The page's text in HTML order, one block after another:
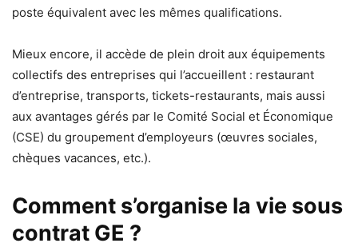
poste équivalent avec les mêmes qualifications.
Mieux encore, il accède de plein droit aux équipements
collectifs des entreprises qui l’accueillent : restaurant
d’entreprise, transports, tickets-restaurants, mais aussi
aux avantages gérés par le Comité Social et Économique
(CSE) du groupement d’employeurs (œuvres sociales,
chèques vacances, etc.).
Comment s’organise la vie sous
contrat GE ?